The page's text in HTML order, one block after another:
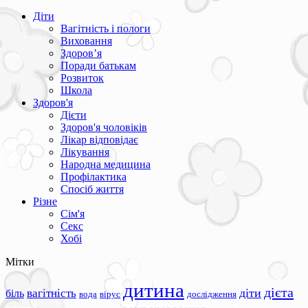
Діти
Вагітність і пологи
Виховання
Здоров’я
Поради батькам
Розвиток
Школа
Здоров'я
Дієти
Здоров'я чоловіків
Лікар відповідає
Лікування
Народна медицина
Профілактика
Спосіб життя
Різне
Сім'я
Секс
Хобі
Мітки
біль вагітність вода вірус дитина дослідження діти дієта